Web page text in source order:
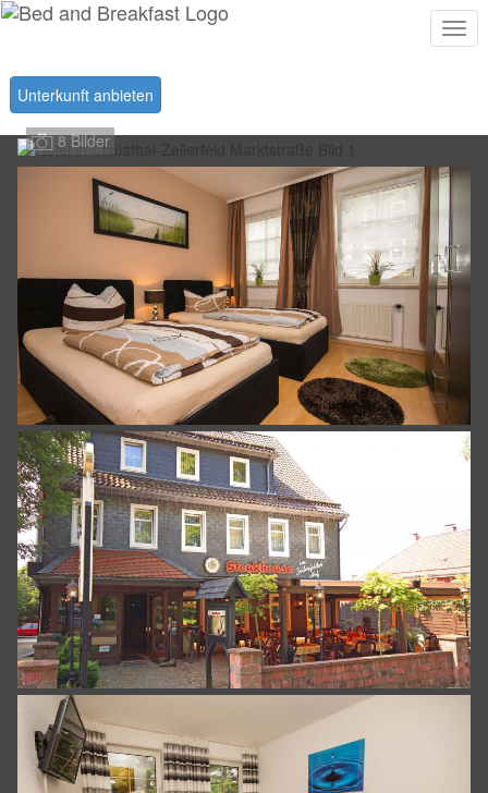
Unterkunft anbieten
8 Bilder